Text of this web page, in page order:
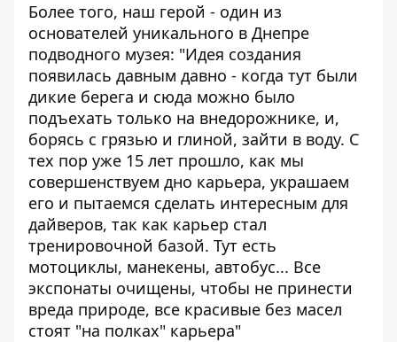
Более того, наш герой - один из
основателей уникального в Днепре
подводного музея: "Идея создания
появилась давным давно - когда тут были
дикие берега и сюда можно было
подъехать только на внедорожнике, и,
борясь с грязью и глиной, зайти в воду. С
тех пор уже 15 лет прошло, как мы
совершенствуем дно карьера, украшаем
его и пытаемся сделать интересным для
дайверов, так как карьер стал
тренировочной базой. Тут есть
мотоциклы, манекены, автобус... Все
экспонаты очищены, чтобы не принести
вреда природе, все красивые без масел
стоят "на полках" карьера"